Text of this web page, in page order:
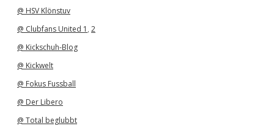
@ HSV Klönstuv
@ Clubfans United 1 , 2
@ Kickschuh-Blog
@ Kickwelt
@ Fokus Fussball
@ Der Libero
@ Total beglubbt